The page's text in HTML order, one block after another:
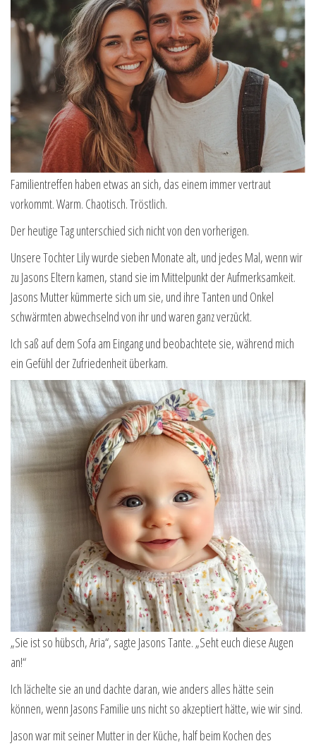
Familientreffen haben etwas an sich, das einem immer vertraut
vorkommt. Warm. Chaotisch. Tröstlich.
Der heutige Tag unterschied sich nicht von den vorherigen.
Unsere Tochter Lily wurde sieben Monate alt, und jedes Mal, wenn wir
zu Jasons Eltern kamen, stand sie im Mittelpunkt der Aufmerksamkeit.
Jasons Mutter kümmerte sich um sie, und ihre Tanten und Onkel
schwärmten abwechselnd von ihr und waren ganz verzückt.
Ich saß auf dem Sofa am Eingang und beobachtete sie, während mich
ein Gefühl der Zufriedenheit überkam.
„Sie ist so hübsch, Aria“, sagte Jasons Tante. „Seht euch diese Augen
an!“
Ich lächelte sie an und dachte daran, wie anders alles hätte sein
können, wenn Jasons Familie uns nicht so akzeptiert hätte, wie wir sind.
Jason war mit seiner Mutter in der Küche, half beim Kochen des